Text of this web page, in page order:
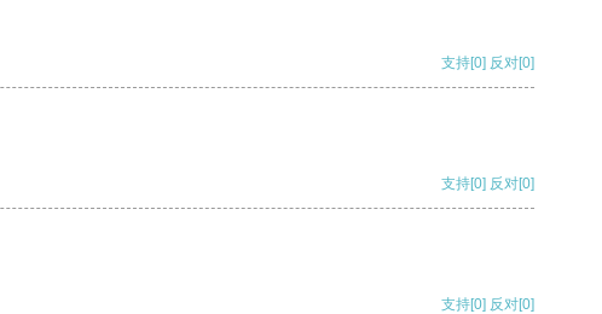
支持[0] 反对[0]
支持[0] 反对[0]
支持[0] 反对[0]